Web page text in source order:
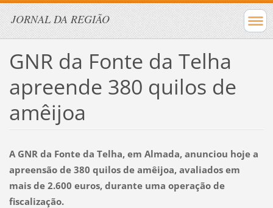
JORNAL DA REGIÃO
GNR da Fonte da Telha
apreende 380 quilos de
amêijoa
A GNR da Fonte da Telha, em Almada, anunciou hoje a
apreensão de 380 quilos de amêijoa, avaliados em
mais de 2.600 euros, durante uma operação de
fiscalização.